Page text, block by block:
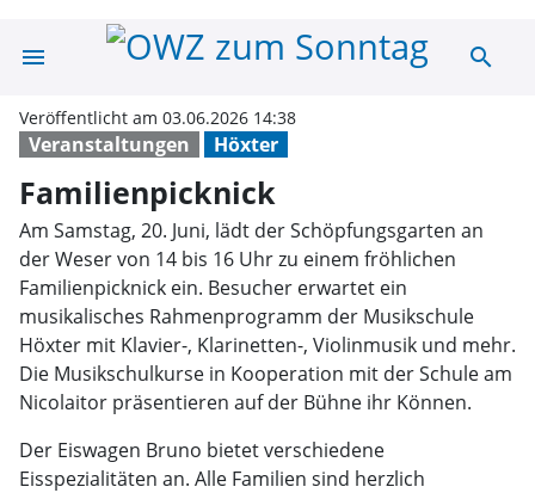
menu search
Veranstaltungen Höxter
Veröffentlicht am 03.06.2026 14:38
Familienpicknick
Am Samstag, 20. Juni, lädt der Schöpfungsgarten an
der Weser von 14 bis 16 Uhr zu einem fröhlichen
Familienpicknick ein. Besucher erwartet ein
musikalisches Rahmenprogramm der Musikschule
Höxter mit Klavier-, Klarinetten-, Violinmusik und mehr.
Die Musikschulkurse in Kooperation mit der Schule am
Nicolaitor präsentieren auf der Bühne ihr Können.
Der Eiswagen Bruno bietet verschiedene
Eisspezialitäten an. Alle Familien sind herzlich